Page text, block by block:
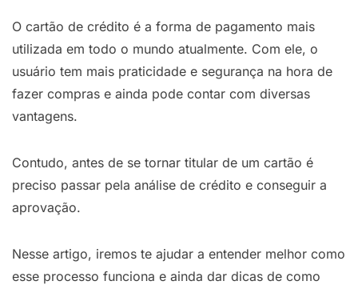
O cartão de crédito é a forma de pagamento mais
utilizada em todo o mundo atualmente. Com ele, o
usuário tem mais praticidade e segurança na hora de
fazer compras e ainda pode contar com diversas
vantagens.
Contudo, antes de se tornar titular de um cartão é
preciso passar pela análise de crédito e conseguir a
aprovação.
Nesse artigo, iremos te ajudar a entender melhor como
esse processo funciona e ainda dar dicas de como